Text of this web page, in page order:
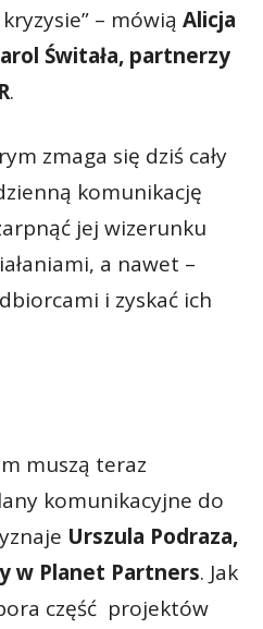
– mówią Alicja
Świtała, partnerzy
.
zmaga się dziś cały
komunikację
jej wizerunku
a nawet –
i zyskać ich
muszą teraz
komunikacyjne do
Urszula Podraza,
w Planet Partners. Jak
część projektów